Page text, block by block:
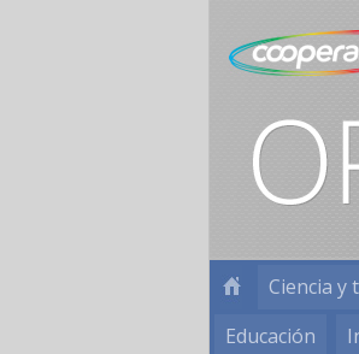
Ciencia y
Educación